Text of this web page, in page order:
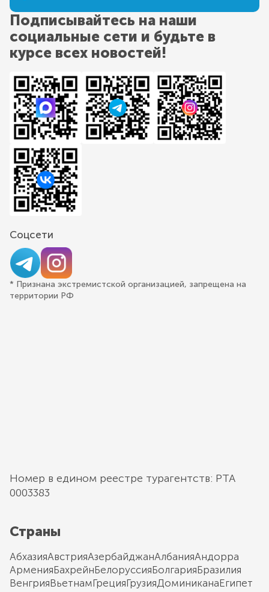
Подписывайтесь на наши
социальные сети и будьте в
курсе всех новостей!
Соцсети
* Признана экстремистской организацией, запрещена на
территории РФ
Номер в едином реестре турагентств: РТА
0003383
Страны
АбхазияАвстрияАзербайджанАлбанияАндорра
АрменияБахрейнБелоруссияБолгарияБразилия
ВенгрияВьетнамГрецияГрузияДоминиканаЕгипет